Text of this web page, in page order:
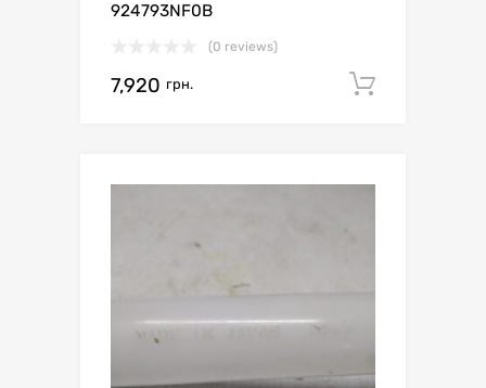
924793NF0B
(0 reviews)
7,920 грн.